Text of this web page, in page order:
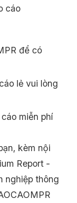
cáo
để có
lẻ vui lòng
miễn phí
kèm nội
Report -
nghiệp thông